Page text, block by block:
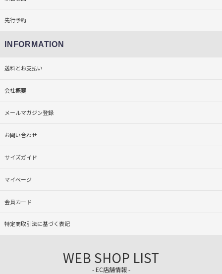
先行予約
INFORMATION
送料とお支払い
会社概要
メールマガジン登録
お問い合わせ
サイズガイド
マイページ
会員カード
特定商取引法に基づく表記
WEB SHOP LIST
- EC店舗情報 -